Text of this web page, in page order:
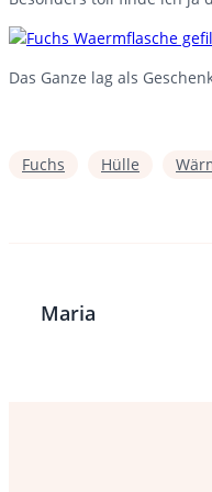
Das Ganze lag als
Fuchs Hülle
Maria